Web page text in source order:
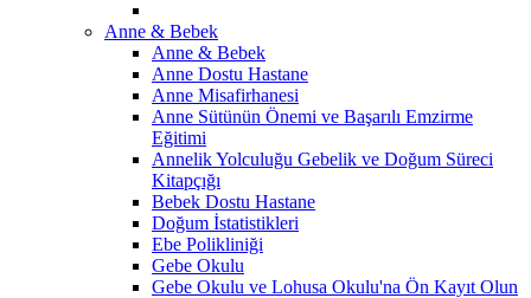
Anne & Bebek
Anne & Bebek
Anne Dostu Hastane
Anne Misafirhanesi
Anne Sütünün Önemi ve Başarılı Emzirme
Eğitimi
Annelik Yolculuğu Gebelik ve Doğum Süreci
Kitapçığı
Bebek Dostu Hastane
Doğum İstatistikleri
Ebe Polikliniği
Gebe Okulu
Gebe Okulu ve Lohusa Okulu'na Ön Kayıt Olun